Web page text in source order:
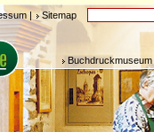
| Sitemap